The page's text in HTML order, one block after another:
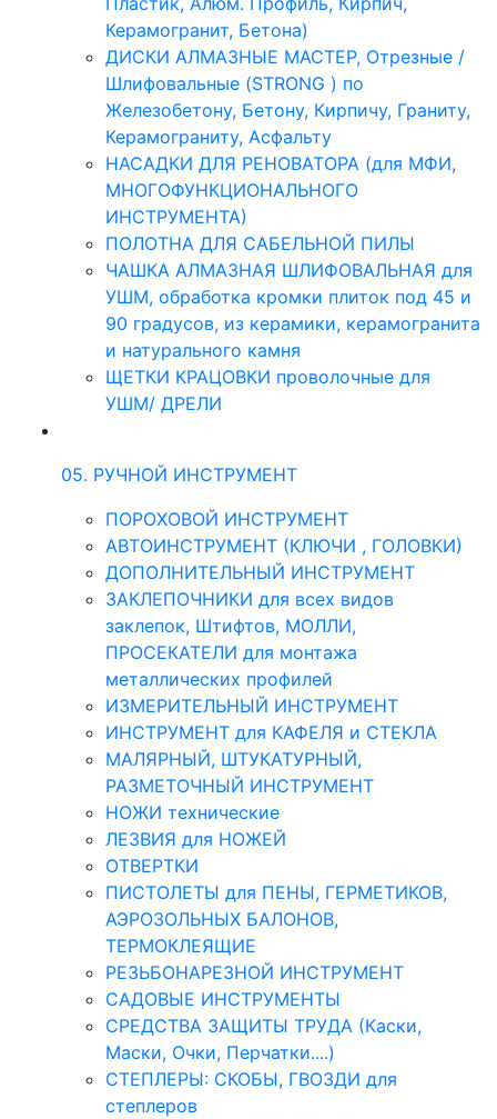
Керамогранит, Бетона)
ДИСКИ АЛМАЗНЫЕ МАСТЕР, Отрезные /
Шлифовальные (STRONG ) по
Железобетону, Бетону, Кирпичу, Граниту,
Керамограниту, Асфальту
НАСАДКИ ДЛЯ РЕНОВАТОРА (для МФИ,
МНОГОФУНКЦИОНАЛЬНОГО
ИНСТРУМЕНТА)
ПОЛОТНА ДЛЯ САБЕЛЬНОЙ ПИЛЫ
ЧАШКА АЛМАЗНАЯ ШЛИФОВАЛЬНАЯ для
УШМ, обработка кромки плиток под 45 и
90 градусов, из керамики, керамогранита
и натурального камня
ЩЕТКИ КРАЦОВКИ проволочные для
УШМ/ ДРЕЛИ
05. РУЧНОЙ ИНСТРУМЕНТ
ПОРОХОВОЙ ИНСТРУМЕНТ
АВТОИНСТРУМЕНТ (КЛЮЧИ , ГОЛОВКИ)
ДОПОЛНИТЕЛЬНЫЙ ИНСТРУМЕНТ
ЗАКЛЕПОЧНИКИ для всех видов
заклепок, Штифтов, МОЛЛИ,
ПРОСЕКАТЕЛИ для монтажа
металлических профилей
ИЗМЕРИТЕЛЬНЫЙ ИНСТРУМЕНТ
ИНСТРУМЕНТ для КАФЕЛЯ и СТЕКЛА
МАЛЯРНЫЙ, ШТУКАТУРНЫЙ,
РАЗМЕТОЧНЫЙ ИНСТРУМЕНТ
НОЖИ технические
ЛЕЗВИЯ для НОЖЕЙ
ОТВЕРТКИ
ПИСТОЛЕТЫ для ПЕНЫ, ГЕРМЕТИКОВ,
АЭРОЗОЛЬНЫХ БАЛОНОВ,
ТЕРМОКЛЕЯЩИЕ
РЕЗЬБОНАРЕЗНОЙ ИНСТРУМЕНТ
САДОВЫЕ ИНСТРУМЕНТЫ
СРЕДСТВА ЗАЩИТЫ ТРУДА (Каски,
Маски, Очки, Перчатки....)
СТЕПЛЕРЫ: СКОБЫ, ГВОЗДИ для
степлеров